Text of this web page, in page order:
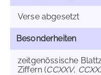
Verse abgesetzt
Besonderheiten
zeitgenössische
Ziffern (CCXXV,